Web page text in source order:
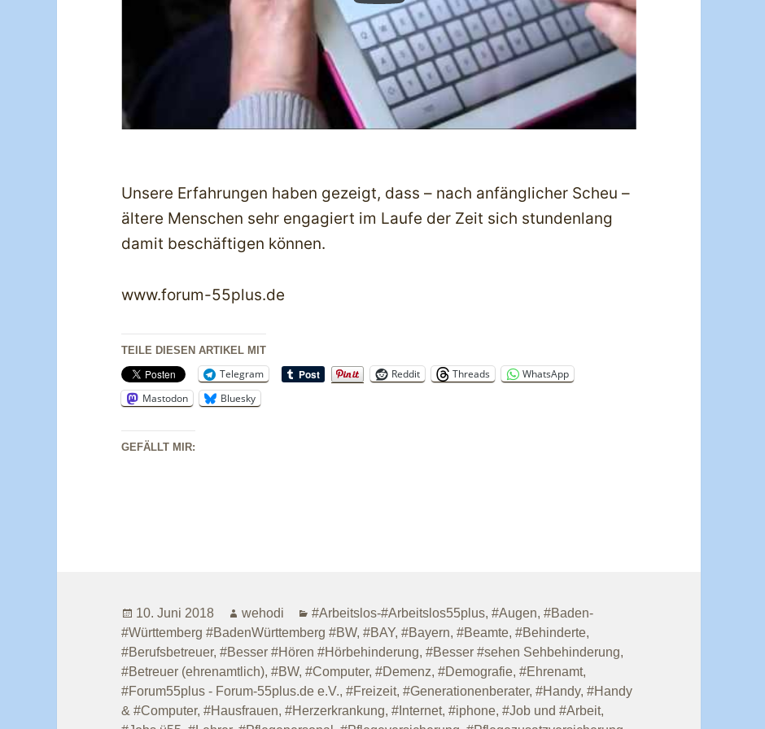
Unsere Erfahrungen haben gezeigt, dass – nach anfänglicher Scheu –
ältere Menschen sehr engagiert im Laufe der Zeit sich stundenlang
damit beschäftigen können.
www.forum-55plus.de
TEILE DIESEN ARTIKEL MIT
Telegram Reddit Threads
WhatsApp
Mastodon
Bluesky
GEFÄLLT MIR:
Veröffentlicht
am
10. Juni 2018 Autor
wehodi Kategorien
#Arbeitslos-#Arbeitslos55plus,#Augen,#Baden-
#Württemberg #BadenWürttemberg #BW,#BAY,#Bayern,#Beamte,#Behinderte,
#Berufsbetreuer,#Besser #Hören #Hörbehinderung,#Besser #sehen Sehbehinderung,
#Betreuer (ehrenamtlich),#BW,#Computer,#Demenz,#Demografie,#Ehrenamt,
#Forum55plus - Forum-55plus.de e.V.,#Freizeit,#Generationenberater,#Handy,#Handy
& #Computer,#Hausfrauen,#Herzerkrankung,#Internet,#iphone,#Job und #Arbeit,